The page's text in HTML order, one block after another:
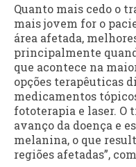
Quanto mais cedo o
mais jovem for o
área afetada,
principalmente
que acontece na
opções terapêuticas
medicamentos
fototerapia e laser. O
avanço da doença e
melanina, o que
regiões afetadas”,